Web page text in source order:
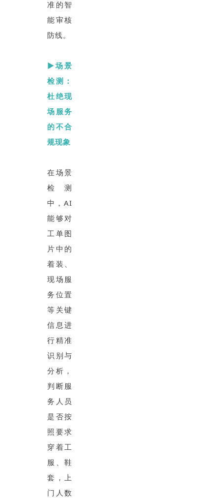
准的智
能审核
防线。
▶场景
检测：
杜绝现
场服务
的不合
规现象
在场景
检测
中，AI
能够对
工单图
片中的
着装、
现场服
务位置
等关键
信息进
行精准
识别与
分析，
判断服
务人员
是否按
照要求
穿着工
服、鞋
套，上
门人数